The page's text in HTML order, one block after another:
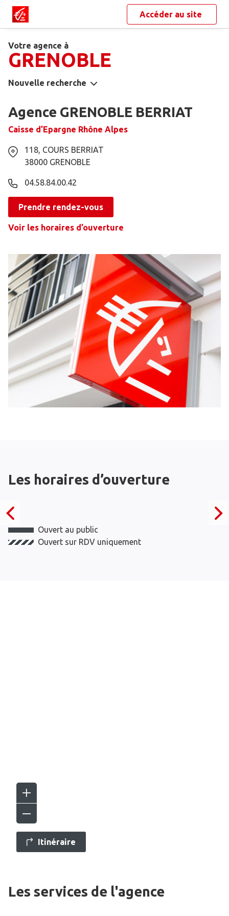
Accéder au site
Votre agence à
GRENOBLE
Nouvelle recherche
Agence GRENOBLE BERRIAT
Caisse d’Epargne Rhône Alpes
118, COURS BERRIAT
38000 GRENOBLE
04.58.84.00.42
Prendre rendez-vous
Voir les horaires d’ouverture
Les horaires d’ouverture
Ouvert au public
Ouvert sur RDV uniquement
Itinéraire
Les services de l'agence